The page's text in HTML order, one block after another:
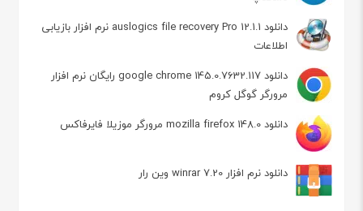
دانلود auslogics file recovery Pro 12.1.1 نرم افزار بازیابی
اطلاعات
دانلود google chrome 145.0.7632.117 رایگان نرم افزار
مرورگر گوگل کروم
دانلود mozilla firefox 148.0 مرورگر موزیلا فایرفاکس
دانلود نرم افزار winrar 7.20 وین رار